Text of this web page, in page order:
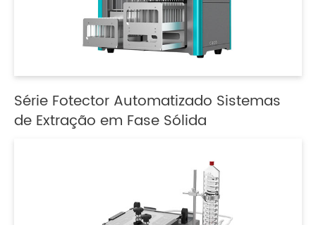
Série Fotector Automatizado Sistemas
de Extração em Fase Sólida